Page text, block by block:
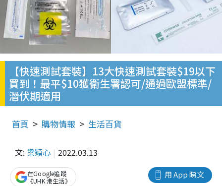
【快速測試套裝】13大快速測試套裝$19以下
買到！最平$10獲衛生署認可/通過歐盟標準/
潛伏期適用
首頁 購物情報 生活百貨
文: 梁穎心 2022.03.13
用 App 睇文
在Google追蹤
《UHK 港生活》